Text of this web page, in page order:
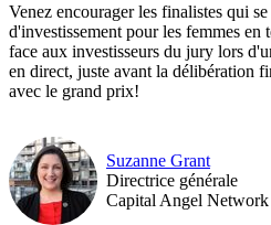
Venez encourager les finalistes qui
d'investissement pour les femmes
face aux investisseurs du jury lors
en direct, juste avant la délibération
avec le grand prix!
Suzanne Grant
Directrice générale
Capital Angel Network